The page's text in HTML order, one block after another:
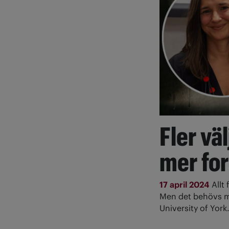
Fler
mer
17 april 2024 Allt
Men det behövs
University of York.